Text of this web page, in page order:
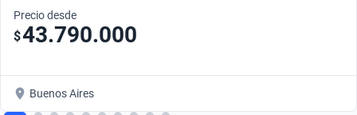
Precio desde
$43.790.000
Buenos Aires